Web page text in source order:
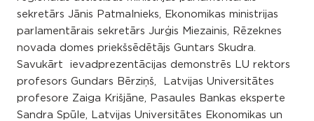
sekretārs Jānis Patmalnieks, Ekonomikas ministrijas
parlamentārais sekretārs Jurģis Miezainis, Rēzeknes
novada domes priekšsēdētājs Guntars Skudra.
Savukārt ievadprezentācijas demonstrēs LU rektors
profesors Gundars Bērziņš, Latvijas Universitātes
profesore Zaiga Krišjāne, Pasaules Bankas eksperte
Sandra Spūle, Latvijas Universitātes Ekonomikas un